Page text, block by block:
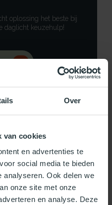
Over
van cookies
en advertenties te
social media te bieden
analyseren. Ook delen we
onze site met onze
en analyse. Deze
oplossing het beste bij
daglicht keuzehulp!